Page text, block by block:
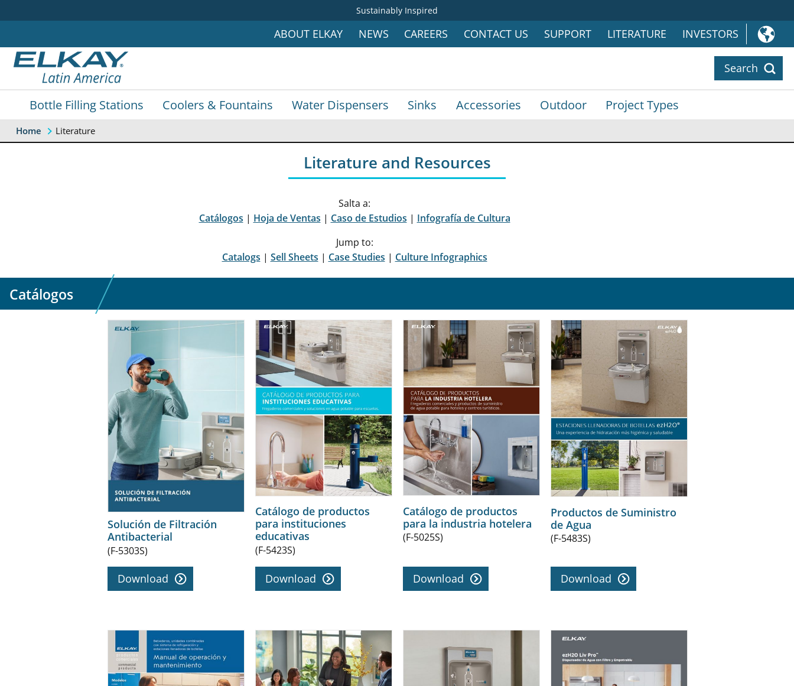
Sustainably Inspired
ABOUT ELKAY NEWS CAREERS CONTACT US SUPPORT LITERATURE INVESTORS
Search
Bottle Filling Stations Coolers & Fountains Water Dispensers Sinks Accessories Outdoor Project Types
Home Literature
Literature and Resources
Salta a:
Catálogos | Hoja de Ventas | Caso de Estudios | Infografía de Cultura
Jump to:
Catalogs | Sell Sheets | Case Studies | Culture Infographics
Catálogos
Solución de Filtración
Antibacterial
(F-5303S)
Download
Catálogo de productos
para instituciones
educativas
(F-5423S)
Download
Catálogo de productos
para la industria hotelera
(F-5025S)
Download
Productos de Suministro
de Agua
(F-5483S)
Download